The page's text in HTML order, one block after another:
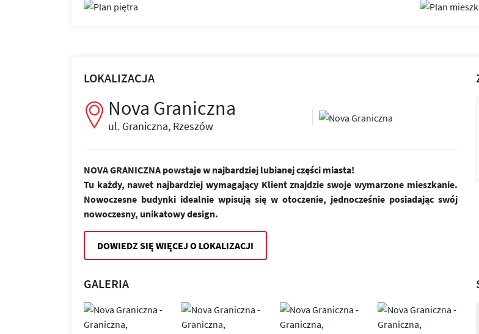
LOKALIZACJA
Nova Graniczna
ul. Graniczna, Rzeszów
NOVA GRANICZNA powstaje w najbardziej lubianej części miasta!
Tu każdy, nawet najbardziej wymagający Klient znajdzie swoje wymarzone mieszkanie.
Nowoczesne budynki idealnie wpisują się w otoczenie, jednocześnie posiadając swój
nowoczesny, unikatowy design.
DOWIEDZ SIĘ WIĘCEJ O LOKALIZACJI
GALERIA